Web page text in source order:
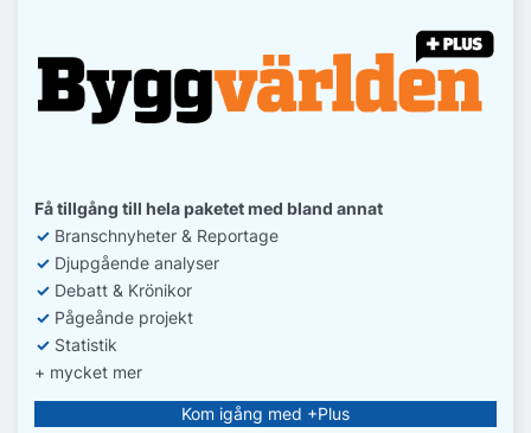
Få tillgång till hela paketet med bland annat
✓ Branschnyheter & Reportage
✓ Djupgående analyser
✓ Debatt & Krönikor
✓ Pågeånde projekt
✓ Statistik
+ mycket mer
Kom igång med +Plus